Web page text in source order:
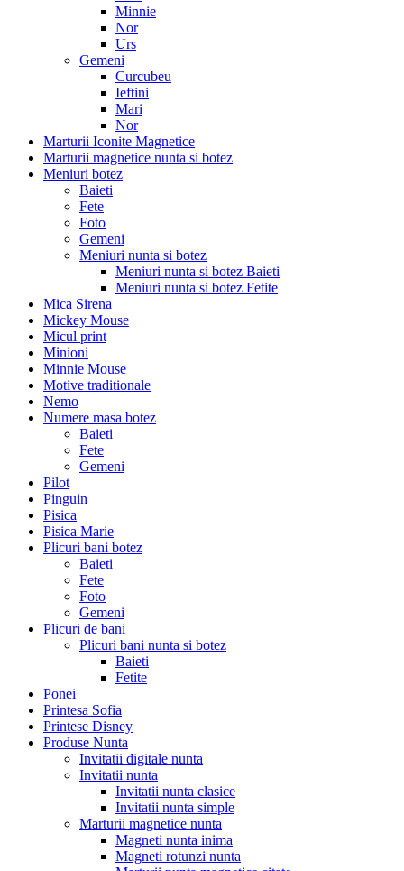
Minnie
Nor
Urs
Gemeni
Curcubeu
Ieftini
Mari
Nor
Marturii Iconite Magnetice
Marturii magnetice nunta si botez
Meniuri botez
Baieti
Fete
Foto
Gemeni
Meniuri nunta si botez
Meniuri nunta si botez Baieti
Meniuri nunta si botez Fetite
Mica Sirena
Mickey Mouse
Micul print
Minioni
Minnie Mouse
Motive traditionale
Nemo
Numere masa botez
Baieti
Fete
Gemeni
Pilot
Pinguin
Pisica
Pisica Marie
Plicuri bani botez
Baieti
Fete
Foto
Gemeni
Plicuri de bani
Plicuri bani nunta si botez
Baieti
Fetite
Ponei
Printesa Sofia
Printese Disney
Produse Nunta
Invitatii digitale nunta
Invitatii nunta
Invitatii nunta clasice
Invitatii nunta simple
Marturii magnetice nunta
Magneti nunta inima
Magneti rotunzi nunta